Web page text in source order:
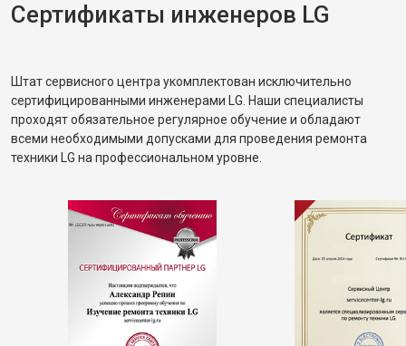
Сертификаты инженеров LG
Штат сервисного центра укомплектован исключительно
сертифицированными инженерами LG. Наши специалисты
проходят обязательное регулярное обучение и обладают
всеми необходимыми допусками для проведения ремонта
техники LG на профессиональном уровне.